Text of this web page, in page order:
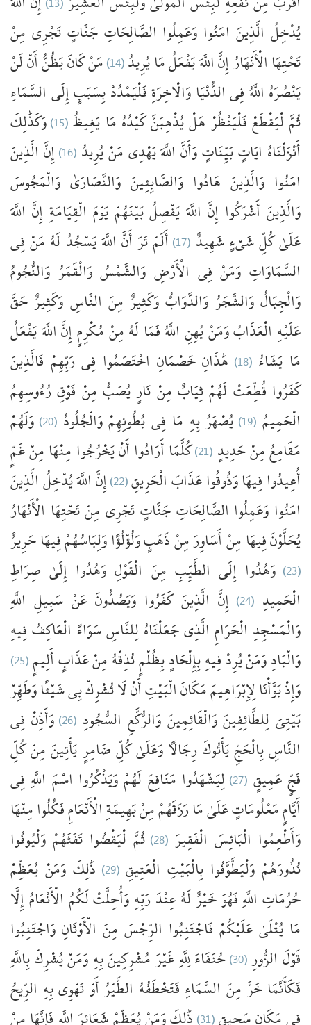
يُدْخِلُ الَّذِينَ امَنُوا وَعَمِلُوا الصَّالِحَاتِجَنَّاتٍتَجْرِي مِنْ
تَحْتِهَاالْأَنْهَارُإِنَّاللَّهَيَفْعَلُمَايُرِيدُ(14) مَنْكَانَيَظُنُّأَنْلَنْ
يَنْصُرَهُاللَّهُفِيالدُّنْيَاوَالْاخِرَةِفَلْيَمْدُدْبِسَبَبٍإِلَىالسَّمَاءِ
ثُمَّلْيَقْطَعْفَلْيَنْظُرْهَلْيُذْهِبَنَّكَيْدُهُمَايَغِيظُ(15) وَكَذَٰلِكَ
أَنْزَلْنَاهُ ايَاتٍبَيِّنَاتٍوَأَنَّاللَّهَيَهْدِيمَنْيُرِيدُ(16) إِنَّالَّذِينَ
امَنُوا وَالَّذِينَ هَادُوا وَالصَّابِئِينَ وَالنَّصَارَىٰ وَالْمَجُوسَ
وَالَّذِينَ أَشْرَكُوا إِنَّ اللَّهَيَفْصِلُبَيْنَهُمْيَوْمَ الْقِيَامَةِ إِنَّ اللَّهَ
عَلَىٰكُلِّشَيْءٍشَهِيدٌ(17) أَلَمْتَرَأَنَّاللَّهَيَسْجُدُلَهُمَنْفِي
السَّمَاوَاتِ وَمَنْ فِي الْأَرْضِ وَالشَّمْسُ وَالْقَمَرُ وَالنُّجُومُ
وَالْجِبَالُوَالشَّجَرُ وَالدَّوَابُّ وَكَثِيرٌ مِنَ النَّاسِ وَكَثِيرٌحَقَّ
عَلَيْهِ الْعَذَابُوَمَنْيُهِنِاللَّهُفَمَالَهُمِنْمُكْرِمٍإِنَّاللَّهَيَفْعَلُ
مَا يَشَاءُ (18) هَٰذَانِ خَصْمَانِ اخْتَصَمُوا فِي رَبِّهِمْ فَالَّذِينَ
كَفَرُوا قُطِّعَتْلَهُمْثِيَابٌمِنْنَارٍيُصَبُّمِنْ فَوْقِرُءُوسِهِمُ
الْحَمِيمُ(19) يُصْهَرُبِهِ مَا فِيبُطُونِهِمْوَالْجُلُودُ (20) وَلَهُمْ
مَقَامِعُمِنْحَدِيدٍ(21) كُلَّمَاأَرَادُواأَنْيَخْرُجُوامِنْهَامِنْغَمٍّ
أُعِيدُوافِيهَاوَذُوقُواعَذَابَالْحَرِيقِ(22) إِنَّاللَّهَيُدْخِلُالَّذِينَ
امَنُواوَعَمِلُوا الصَّالِحَاتِجَنَّاتٍتَجْرِيمِنْتَحْتِهَا الْأَنْهَارُ
يُحَلَّوْنَفِيهَامِنْأَسَاوِرَمِنْذَهَبٍوَلُؤْلُؤًاوَلِبَاسُهُمْفِيهَاحَرِيرٌ
(23)
وَهُدُوا إِلَى الطَّيِّبِ مِنَ الْقَوْلِ وَهُدُوا إِلَىٰ صِرَاطِ
الْحَمِيدِ (24) إِنَّ الَّذِينَ كَفَرُوا وَيَصُدُّونَ عَنْ سَبِيلِ اللَّهِ
وَالْمَسْجِدِ الْحَرَامِالَّذِيجَعَلْنَاهُلِلنَّاسِسَوَاءً الْعَاكِفُفِيهِ
وَالْبَادِوَمَنْيُرِدْفِيهِبِإِلْحَادٍبِظُلْمٍنُذِقْهُمِنْعَذَابٍأَلِيمٍ(25)
وَإِذْبَوَّأْنَالِإِبْرَاهِيمَمَكَانَالْبَيْتِأَنْلَاتُشْرِكْبِيشَيْئًاوَطَهِّرْ
بَيْتِيَلِلطَّائِفِينَوَالْقَائِمِينَوَالرُّكَّعِ السُّجُودِ (26) وَأَذِّنْفِي
النَّاسِبِالْحَجِّيَأْتُوكَرِجَالًاوَعَلَىٰكُلِّضَامِرٍيَأْتِينَمِنْكُلِّ
فَجٍّعَمِيقٍ(27) لِيَشْهَدُوا مَنَافِعَلَهُمْوَيَذْكُرُوا اسْمَ اللَّهِفِي
أَيَّامٍمَعْلُومَاتٍعَلَىٰمَارَزَقَهُمْمِنْبَهِيمَةِالْأَنْعَامِفَكُلُوامِنْهَا
وَأَطْعِمُوا الْبَائِسَ الْفَقِيرَ (28) ثُمَّ لْيَقْضُوا تَفَثَهُمْ وَلْيُوفُوا
نُذُورَهُمْ وَلْيَطَّوَّفُوا بِالْبَيْتِ الْعَتِيقِ (29) ذَٰلِكَ وَمَنْ يُعَظِّمْ
حُرُمَاتِاللَّهِفَهُوَخَيْرٌلَهُعِنْدَرَبِّهِوَأُحِلَّتْلَكُمُالْأَنْعَامُإِلَّا
مَا يُتْلَىٰعَلَيْكُمْ فَاجْتَنِبُوا الرِّجْسَ مِنَ الْأَوْثَانِوَاجْتَنِبُوا
قَوْلَالزُّورِ(30) حُنَفَاءَلِلَّهِغَيْرَمُشْرِكِينَبِهِوَمَنْيُشْرِكْبِاللَّهِ
فَكَأَنَّمَاخَرَّمِنَ السَّمَاءِفَتَخْطَفُهُ الطَّيْرُأَوْتَهْوِيبِهِ الرِّيحُ
فِيمَكَانٍسَحِيقٍ(31) ذَٰلِكَوَمَنْيُعَظِّمْشَعَائِرَاللَّهِفَإِنَّهَامِنْ